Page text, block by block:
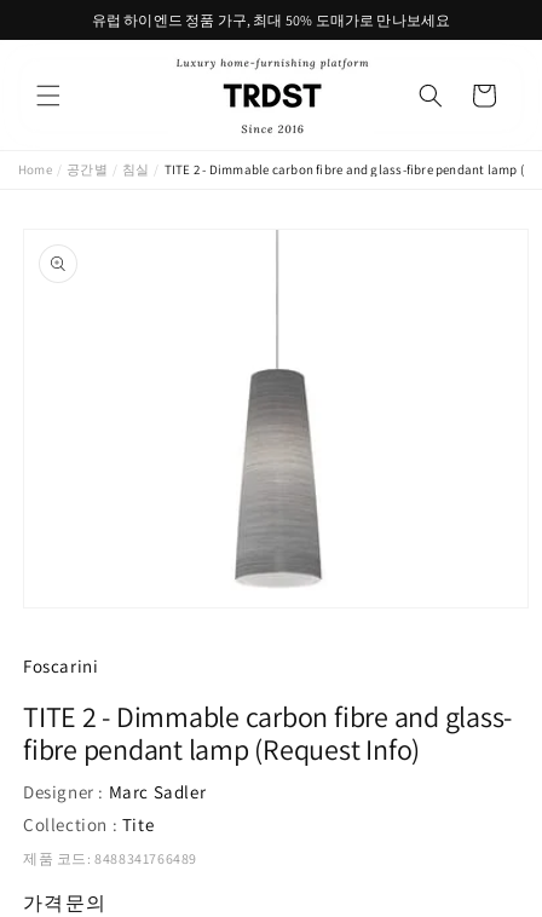
로 건너유럽 하이엔드 정품 가구, 최대 50% 도매가로 만나보세요
트
Home / 공간별 / 침실 / TITE 2 - Dimmable carbon fibre and glass-fibre pendant lamp
보로 건
너뛰기
에
미
디
어
열
Foscarini
TITE 2 - Dimmable carbon fibre and glass-
fibre pendant lamp (Request Info)
Designer : Marc Sadler
Collection : Tite
제품 코드: 8488341766489
가격문의